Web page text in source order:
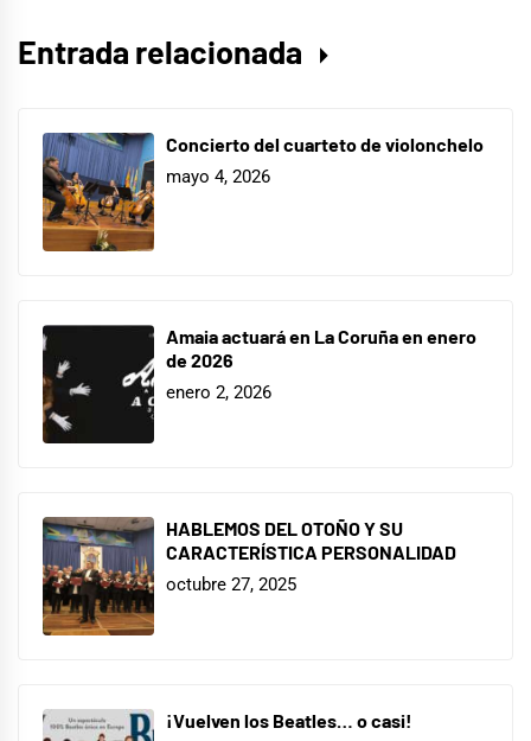
Entrada relacionada
Concierto del cuarteto de violonchelo
mayo 4, 2026
Amaia actuará en La Coruña en enero
de 2026
enero 2, 2026
HABLEMOS DEL OTOÑO Y SU
CARACTERÍSTICA PERSONALIDAD
octubre 27, 2025
¡Vuelven los Beatles… o casi!